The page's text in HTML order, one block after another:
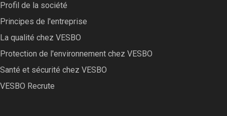
Profil de la société
Principes de l'entreprise
La qualité chez VESBO
Protection de l'environnement chez VESBO
Santé et sécurité chez VESBO
VESBO Recrute